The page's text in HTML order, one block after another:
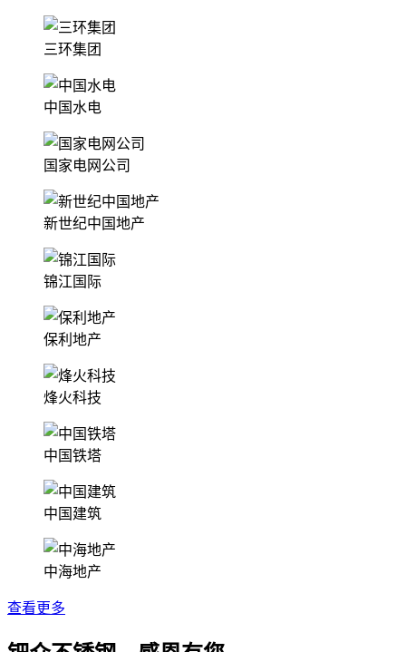
三环集团
中国水电
国家电网公司
新世纪中国地产
锦江国际
保利地产
烽火科技
中国铁塔
中国建筑
中海地产
查看更多